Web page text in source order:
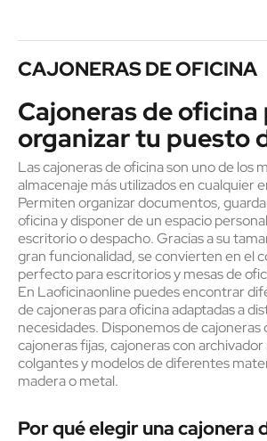
CAJONERAS DE OFICINA
Cajoneras de oficina
organizar tu puesto
Las cajoneras de oficina son uno de los
almacenaje más utilizados en cualquier
Permiten organizar documentos,
oficina y disponer de un espacio
escritorio o despacho. Gracias a su
gran funcionalidad, se convierten en el
perfecto para escritorios y mesas de
En Laoficinaonline puedes encontrar
de cajoneras para oficina adaptadas a
necesidades. Disponemos de cajoneras
cajoneras fijas, cajoneras con
colgantes y modelos de diferentes
madera o metal.
Por qué elegir una cajonera